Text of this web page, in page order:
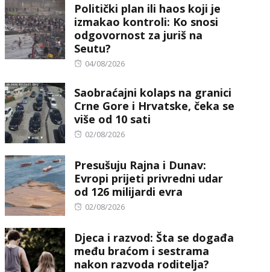
Politički plan ili haos koji je
izmakao kontroli: Ko snosi
odgovornost za juriš na
Seutu?
Posted
04/08/2026
Saobraćajni kolaps na granici
Crne Gore i Hrvatske, čeka se
više od 10 sati
Posted
02/08/2026
Presušuju Rajna i Dunav:
Evropi prijeti privredni udar
od 126 milijardi evra
Posted
02/08/2026
Djeca i razvod: Šta se događa
među braćom i sestrama
nakon razvoda roditelja?